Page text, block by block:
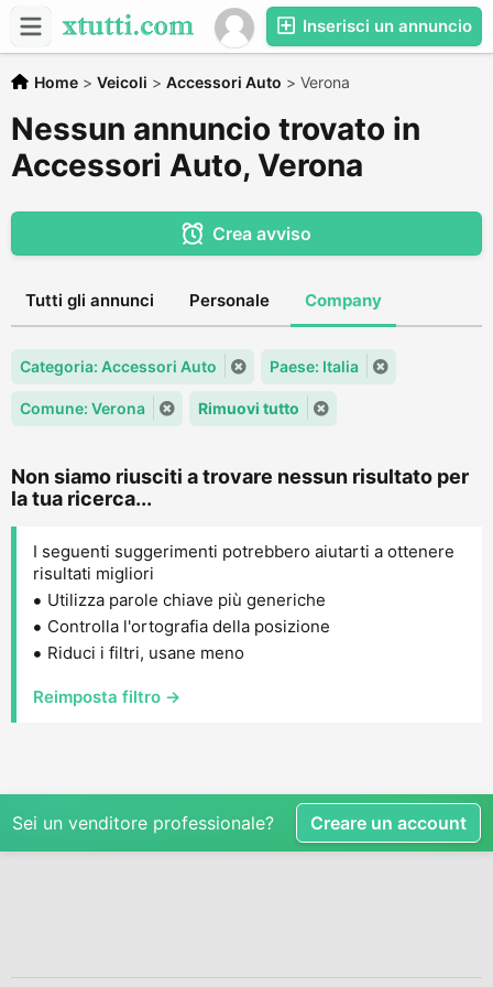
Inserisci un annuncio
Home > Veicoli > Accessori Auto > Verona
Nessun annuncio trovato in
Accessori Auto, Verona
Crea avviso
Tutti gli annunci Personale Company
Categoria: Accessori Auto Paese: Italia
Comune: Verona Rimuovi tutto
Non siamo riusciti a trovare nessun risultato per
la tua ricerca...
I seguenti suggerimenti potrebbero aiutarti a ottenere
risultati migliori
Utilizza parole chiave più generiche
Controlla l'ortografia della posizione
Riduci i filtri, usane meno
Reimposta filtro →
Sei un venditore professionale? Creare un account